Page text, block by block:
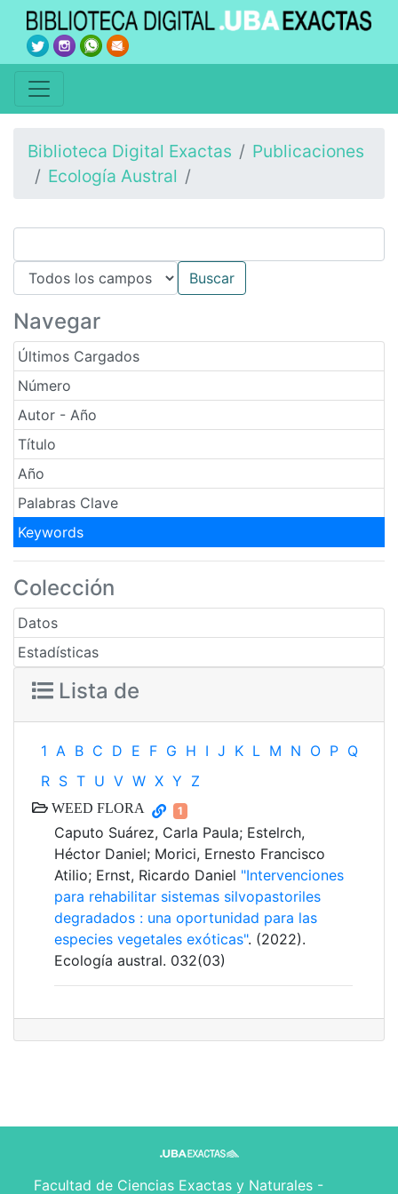
Biblioteca Digital Exactas
Publicaciones
Ecología Austral
Navegar
Últimos Cargados
Número
Autor - Año
Título
Año
Palabras Clave
Keywords
Colección
Datos
Estadísticas
Lista de
1 A B C D E F G H I J K L M N O P Q
R S T U V W X Y Z
WEED FLORA 1
Caputo Suárez, Carla Paula; Estelrch,
Héctor Daniel; Morici, Ernesto Francisco
Atilio; Ernst, Ricardo Daniel "Intervenciones
para rehabilitar sistemas silvopastoriles
degradados : una oportunidad para las
especies vegetales exóticas". (2022).
Ecología austral. 032(03)
Facultad de Ciencias Exactas y Naturales -